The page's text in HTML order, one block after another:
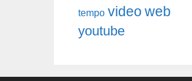
tempo video web
youtube